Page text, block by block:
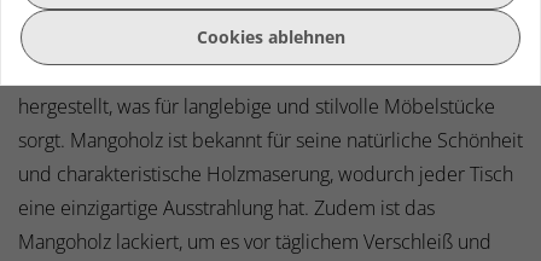
Ergänzung für jeden Wohnraum.
Diese Couchtische werden aus hochwertigem Mangoholz
hergestellt, was für langlebige und stilvolle Möbelstücke
sorgt. Mangoholz ist bekannt für seine natürliche Schönheit
und charakteristische Holzmaserung, wodurch jeder Tisch
eine einzigartige Ausstrahlung hat. Zudem ist das
Mangoholz lackiert, um es vor täglichem Verschleiß und
Cookies ablehnen